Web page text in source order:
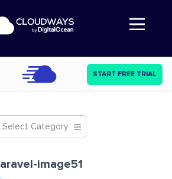
Abre a navegação
START FREE TRIAL
Select Category
laravel-image51